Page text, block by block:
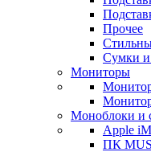
Прочее
Сумки и
Мониторы
Моноблоки и
Apple
ПК